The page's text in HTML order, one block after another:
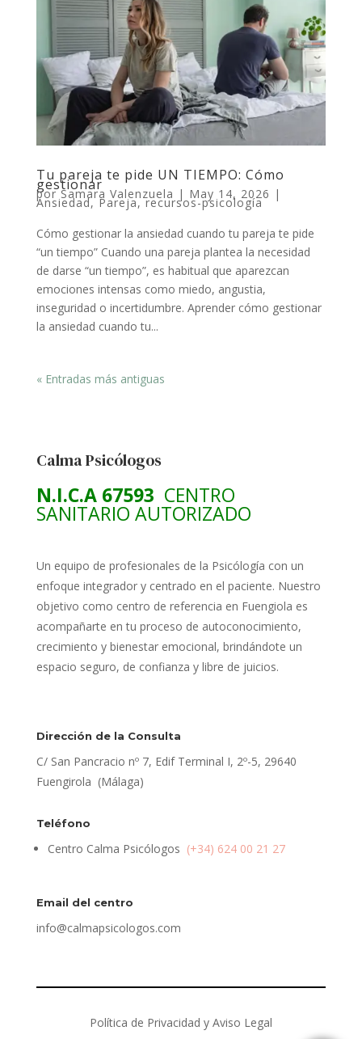
Tu pareja te pide UN TIEMPO: Cómo
gestionar
porSamara Valenzuela | May 14, 2026 |
Ansiedad, Pareja,recursos-psicología
Cómo gestionar la ansiedad cuando tu pareja te pide
“un tiempo” Cuando una pareja plantea la necesidad
de darse “un tiempo”, es habitual que aparezcan
emociones intensas como miedo, angustia,
inseguridad o incertidumbre. Aprender cómo gestionar
la ansiedad cuando tu...
« Entradas más antiguas
Calma Psicólogos
N.I.C.A 67593 CENTRO
SANITARIO AUTORIZADO
Un equipo de profesionales de la Psicólogía con un
enfoque integrador y centrado en el paciente. Nuestro
objetivo como centro de referencia en Fuengiola es
acompañarte en tu proceso de autoconocimiento,
crecimiento y bienestar emocional, brindándote un
espacio seguro, de confianza y libre de juicios.
Dirección de la Consulta
C/ San Pancracio nº 7, Edif Terminal I, 2º-5, 29640
Fuengirola (Málaga)
Teléfono
Centro Calma Psicólogos (+34) 624 00 21 27
Email del centro
info@calmapsicologos.com
Política de Privacidad y Aviso Legal